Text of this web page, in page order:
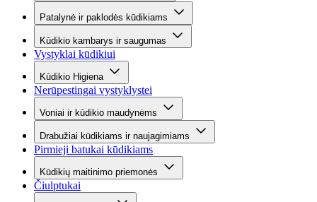
Patalynė ir paklodės kūdikiams
Kūdikio kambarys ir saugumas
Vystyklai kūdikiui
Kūdikio Higiena
Nerūpestingai vystyklystei
Voniai ir kūdikio maudynėms
Drabužiai kūdikiams ir naujagimiams
Pirmieji batukai kūdikiams
Kūdikių maitinimo priemonės
Čiulptukai